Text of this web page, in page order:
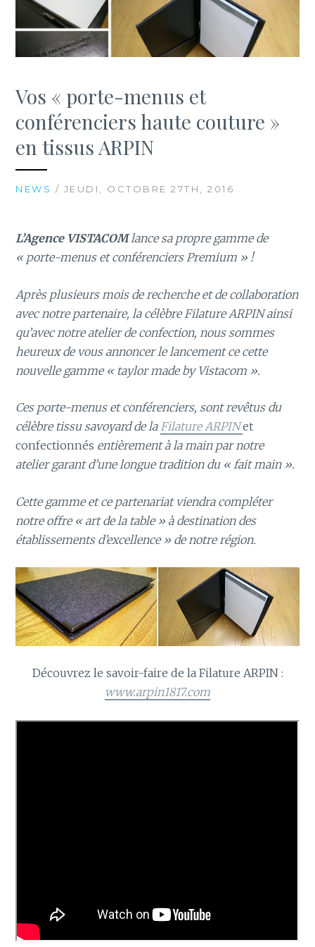
Vos « porte-menus et
conférenciers haute couture »
en tissus ARPIN
NEWS / JEUDI, OCTOBRE 27TH, 2016
L’Agence VISTACOMlance sa propre gamme de
« porte-menus et conférenciers Premium » !
Après plusieurs mois de recherche et de collaboration
avec notre partenaire, la célèbre Filature ARPIN ainsi
qu’avec notre atelier de confection, nous sommes
heureux de vous annoncer le lancement ce cette
nouvelle gamme « taylor made by Vistacom ».
Ces porte-menus et conférenciers, sont revêtus du
célèbre tissu savoyard de la Filature ARPINet
confectionnés entièrement à la main par notre
atelier garant d’une longue tradition du « fait main ».
Cette gamme et ce partenariat viendra compléter
notre offre « art de la table » à destination des
établissements d’excellence » de notre région.
Découvrez le savoir-faire de la Filature ARPIN :
www.arpin1817.com